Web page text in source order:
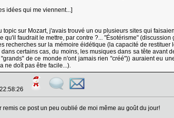
idées qui me viennent...]
topic sur Mozart, j'avais trouvé un ou plusieurs sites qui
qu'il faudrait le mettre, par contre ?... "Ésotérisme" (discussion
recherches sur la mémoire éidétique (la capacité de
certains cas, du moins, les musiques dans sa tête
de ce monde n'ont jamais rien "créé")) auraient eu
ne doît pas être facile...).
remis ce post un peu oublié de moi même au goût du jour!